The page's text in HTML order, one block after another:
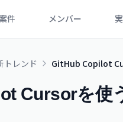
件 メンバー
トレンド GitHub Copilot
Cursorを使